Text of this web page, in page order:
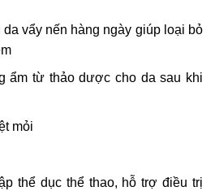
vẩy nến hàng ngày giúp loại bỏ
ẩm từ thảo dược cho da sau khi
mỏi
thể dục thể thao, hỗ trợ điều trị